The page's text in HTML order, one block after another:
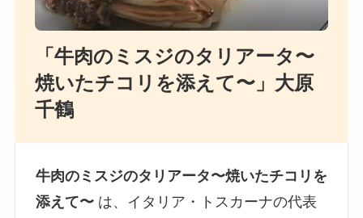
「牛肉のミスジのタリアータ〜
焼いたチコリを添えて〜」大原
千鶴
牛肉のミスジのタリアータ〜焼いたチコリを
添えて〜は、イタリア・トスカーナの代表